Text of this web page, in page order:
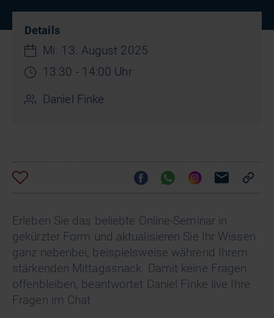
Details
Mi. 13. August 2025
13:30 - 14:00 Uhr
Daniel Finke
Erleben Sie das beliebte Online-Seminar in
gekürzter Form und aktualisieren Sie Ihr Wissen
ganz nebenbei, beispielsweise während Ihrem
stärkenden Mittagssnack. Damit keine Fragen
offenbleiben, beantwortet Daniel Finke live Ihre
Fragen im Chat